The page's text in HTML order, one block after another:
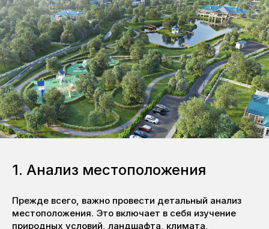
1. Анализ местоположения
Прежде всего, важно провести детальный анализ
местоположения. Это включает в себя изучение
природных условий, ландшафта, климата,